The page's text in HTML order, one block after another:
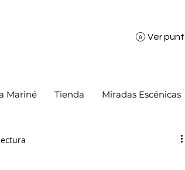
Ver
Mariné Tienda Miradas Escénicas